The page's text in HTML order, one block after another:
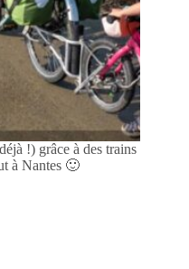
!) grâce à des trains
à Nantes 🙂